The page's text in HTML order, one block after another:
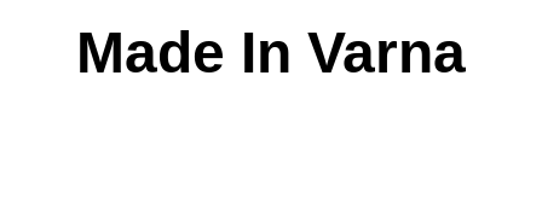
Made In Varna